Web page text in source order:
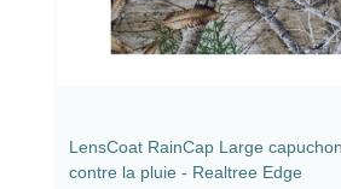
LensCoat RainCap Large
contre la pluie - Realtree Edge